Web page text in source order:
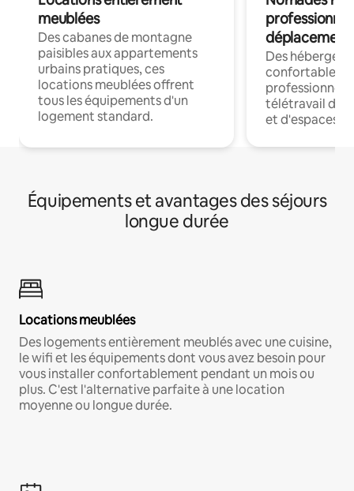
meublées
Des cabanes de montagne
paisibles aux appartements
urbains pratiques, ces
locations meublées offrent
tous les équipements d'un
logement standard.
déplacement
Des
confortables
professionnels
télétravail
et d'espaces
Équipements et avantages des séjours
longue durée
Locations meublées
Des logements entièrement meublés avec une cuisine,
le wifi et les équipements dont vous avez besoin pour
vous installer confortablement pendant un mois ou
plus. C'est l'alternative parfaite à une location
moyenne ou longue durée.